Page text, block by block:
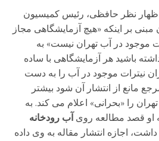
اظهار نظر حافظی، رئیس کمیسیون
بر اینکه «هیچ آزمایشگاهی مجاز
موجود در آب تهران نیست» به
باشید هر آزمایشگاهی با ساده
نیترات موجود در آب را به دست
مانع از انتشار آن شود بیشتر
را «بحرانی» اعلام می کند. به
او قصد مطالعه روی آب رودخانه
اجازه انتشار مقاله به وی داده